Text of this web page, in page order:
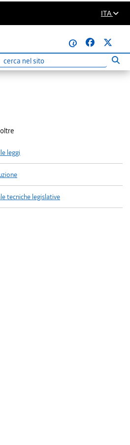
ITA
@
leggi
tecniche legislative